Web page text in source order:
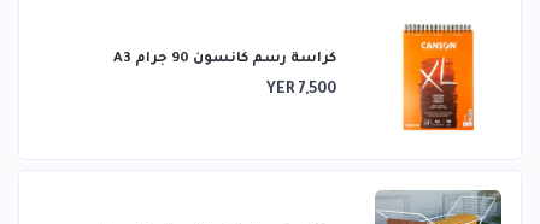
كراسة رسم كانسون 90 جرام A3
YER 7,500